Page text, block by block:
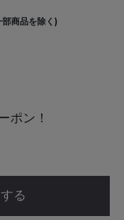
商品を除く)
ポン！
る